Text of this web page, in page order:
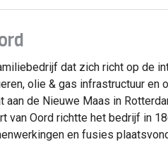
dat zich richt op de
olie & gas infrastructuur en
aan de Nieuwe Maas in
van Oord richtte het bedrijf in
en fusies